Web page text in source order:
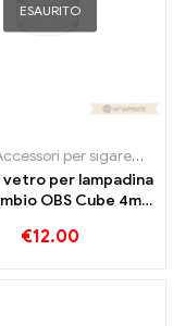
,Evaporatore
ESAURITO
per sigarette elettroniche
vetro per lampadina
OBS Cube 4ml
all'ingrosso丨
€12.00